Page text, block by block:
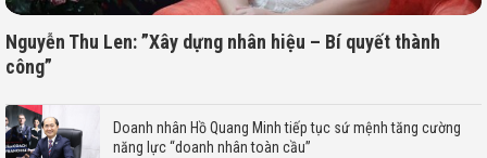
Nguyễn Thu Len: ”Xây dựng nhân hiệu – Bí quyết thành
công”
Doanh nhân Hồ Quang Minh tiếp tục sứ mệnh tăng cường
năng lực “doanh nhân toàn cầu”